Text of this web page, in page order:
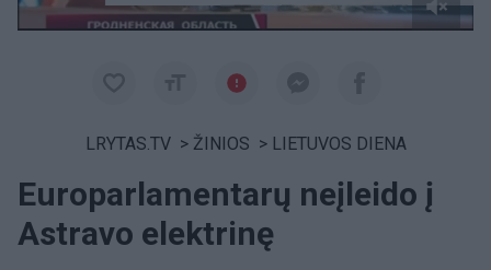
LRYTAS.TV > ŽINIOS > LIETUVOS DIENA
Europarlamentarų neįleido į
Astravo elektrinę